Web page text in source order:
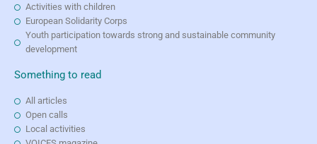
Activities with children
European Solidarity Corps
Youth participation towards strong and sustainable community
development
Something to read
All articles
Open calls
Local activities